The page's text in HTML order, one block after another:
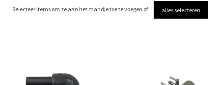
Selecteer items om ze aan het mandje toe te voegen of alles selecteren